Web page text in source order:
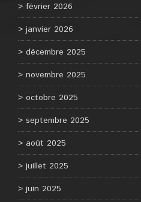
février 2026
janvier 2026
décembre 2025
novembre 2025
octobre 2025
septembre 2025
août 2025
juillet 2025
juin 2025